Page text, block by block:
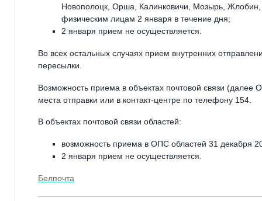
Новополоцк, Орша, Калинковичи, Мозырь,
физическим лицам 2 января в течение дня;
2 января прием не осуществляется.
Во всех остальных случаях прием внутренних
пересылки.
Возможность приема в объектах почтовой связи
места отправки или в контакт-центре по телефону 154.
В объектах почтовой связи областей:
возможность приема в ОПС областей 31 декабря
2 января прием не осуществляется.
Белпочта